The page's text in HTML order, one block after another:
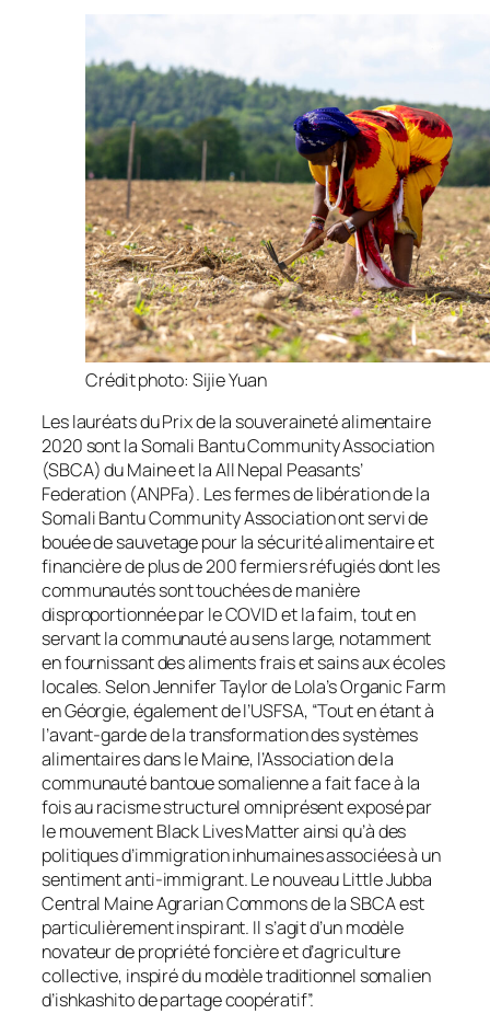
Crédit photo: Sijie Yuan
Les lauréats du Prix de la souveraineté alimentaire
2020 sont la Somali Bantu Community Association
(SBCA) du Maine et la All Nepal Peasants’
Federation (ANPFa). Les fermes de libération de la
Somali Bantu Community Association ont servi de
bouée de sauvetage pour la sécurité alimentaire et
financière de plus de 200 fermiers réfugiés dont les
communautés sont touchées de manière
disproportionnée par le COVID et la faim, tout en
servant la communauté au sens large, notamment
en fournissant des aliments frais et sains aux écoles
locales. Selon Jennifer Taylor de Lola’s Organic Farm
en Géorgie, également de l’USFSA, “Tout en étant à
l’avant-garde de la transformation des systèmes
alimentaires dans le Maine, l’Association de la
communauté bantoue somalienne a fait face à la
fois au racisme structurel omniprésent exposé par
le mouvement Black Lives Matter ainsi qu’à des
politiques d’immigration inhumaines associées à un
sentiment anti-immigrant. Le nouveau Little Jubba
Central Maine Agrarian Commons de la SBCA est
particulièrement inspirant. Il s’agit d’un modèle
novateur de propriété foncière et d’agriculture
collective, inspiré du modèle traditionnel somalien
d’ishkashito de partage coopératif”.